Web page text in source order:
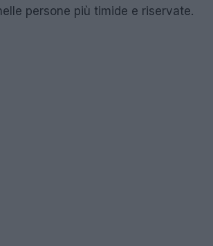
persone più timide e riservate.